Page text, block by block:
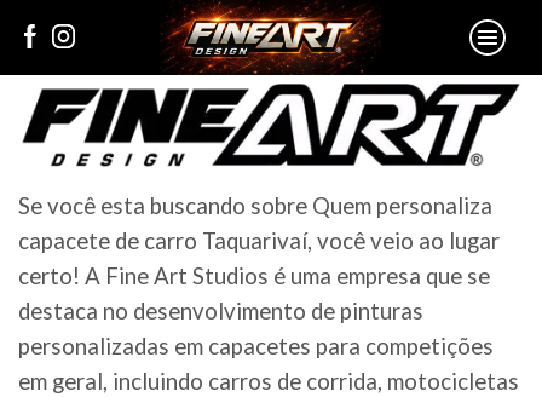
Se você esta buscando sobre Quem personaliza
capacete de carro Taquarivaí, você veio ao lugar
certo! A Fine Art Studios é uma empresa que se
destaca no desenvolvimento de pinturas
personalizadas em capacetes para competições
em geral, incluindo carros de corrida, motocicletas